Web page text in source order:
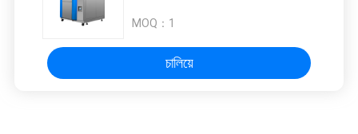
MOQ： 1
চালিয়ে